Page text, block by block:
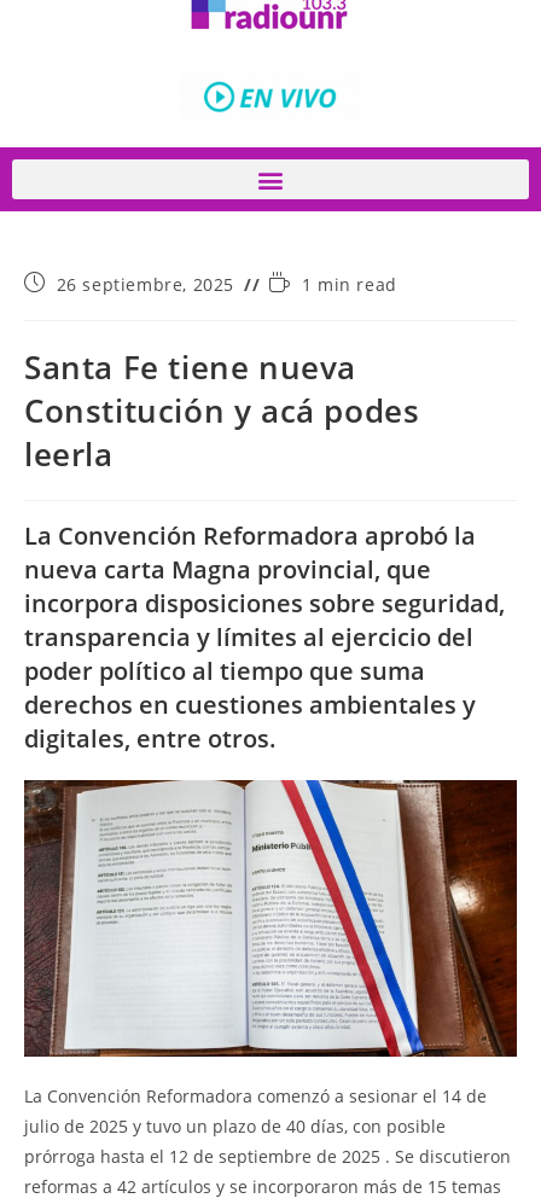
26 septiembre, 2025 1 min read
Santa Fe tiene nueva
Constitución y acá podes
leerla
La Convención Reformadora aprobó la
nueva carta Magna provincial, que
incorpora disposiciones sobre seguridad,
transparencia y límites al ejercicio del
poder político al tiempo que suma
derechos en cuestiones ambientales y
digitales, entre otros.
La Convención Reformadora comenzó a sesionar el 14 de
julio de 2025 y tuvo un plazo de 40 días, con posible
prórroga hasta el 12 de septiembre de 2025 . Se discutieron
reformas a 42 artículos y se incorporaron más de 15 temas